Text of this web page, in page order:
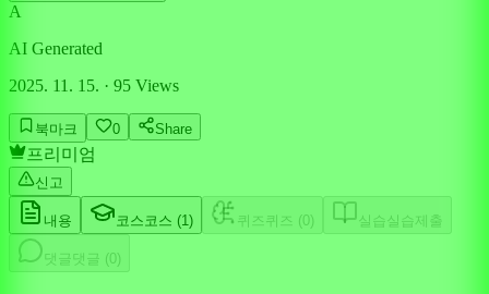
A
AI Generated
2025. 11. 15. · 95 Views
북마크 0 Share
프리미엄
신고
내용 코스 코스 (1 ) 퀴즈 퀴즈 (0 ) 실습실습제출
댓글 댓글 (0 )